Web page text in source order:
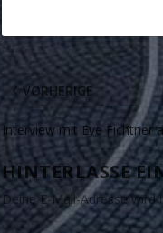
VORHERIGE
Interview mit Eve Fichtner
HINTERLASSE
Deine E-Mail-Adresse wird